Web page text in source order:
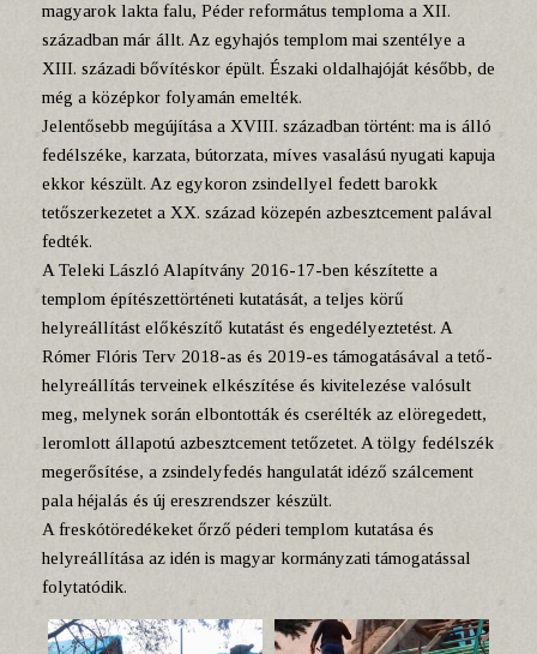
magyarok lakta falu, Péder református temploma a XII.
században már állt. Az egyhajós templom mai szentélye a
XIII. századi bővítéskor épült. Északi oldalhajóját később, de
még a középkor folyamán emelték.
Jelentősebb megújítása a XVIII. században történt: ma is álló
fedélszéke, karzata, bútorzata, míves vasalású nyugati kapuja
ekkor készült. Az egykoron zsindellyel fedett barokk
tetőszerkezetet a XX. század közepén azbesztcement palával
fedték.
A Teleki László Alapítvány 2016-17-ben készítette a
templom építészettörténeti kutatását, a teljes körű
helyreállítást előkészítő kutatást és engedélyeztetést. A
Rómer Flóris Terv 2018-as és 2019-es támogatásával a tető-
helyreállítás terveinek elkészítése és kivitelezése valósult
meg, melynek során elbontották és cserélték az elöregedett,
leromlott állapotú azbesztcement tetőzetet. A tölgy fedélszék
megerősítése, a zsindelyfedés hangulatát idéző szálcement
pala héjalás és új ereszrendszer készült.
A freskótöredékeket őrző péderi templom kutatása és
helyreállítása az idén is magyar kormányzati támogatással
folytatódik.